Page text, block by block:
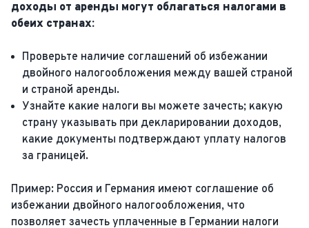
доходы от аренды могут облагаться налогами в
обеих странах:
Проверьте наличие соглашений об избежании
двойного налогообложения между вашей страной
и страной аренды.
Узнайте какие налоги вы можете зачесть; какую
страну указывать при декларировании доходов,
какие документы подтверждают уплату налогов
за границей.
Пример: Россия и Германия имеют соглашение об
избежании двойного налогообложения, что
позволяет зачесть уплаченные в Германии налоги